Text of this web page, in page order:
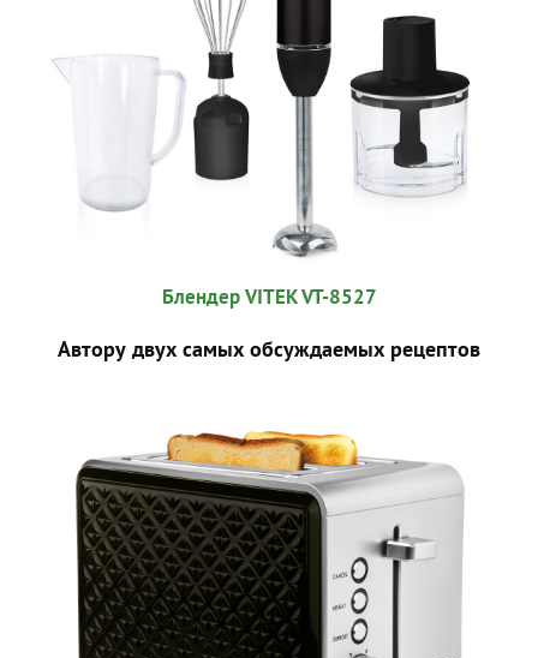
Блендер VITEK VT-8527
Автору двух самых обсуждаемых рецептов